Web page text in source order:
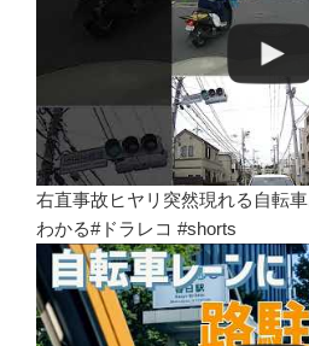
右直事故ヒヤリ突然現れる自転車
わかる#ドラレコ #shorts